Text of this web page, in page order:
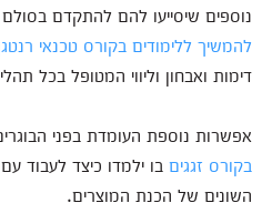
נוספים שיסייעו להם להתקדם
להמשיך ללימודים בקורס טכנאי
דימות ואבחון וליווי המטופל בכל
אפשרות נוספת העומדת בפני
בקורס זגגיםבו ילמדו כיצד לעבוד
השונים של הכנת המוצרים.